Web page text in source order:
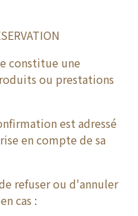
constitue une
ou prestations
est adressé
en compte de sa
refuser ou d'annuler
cas :